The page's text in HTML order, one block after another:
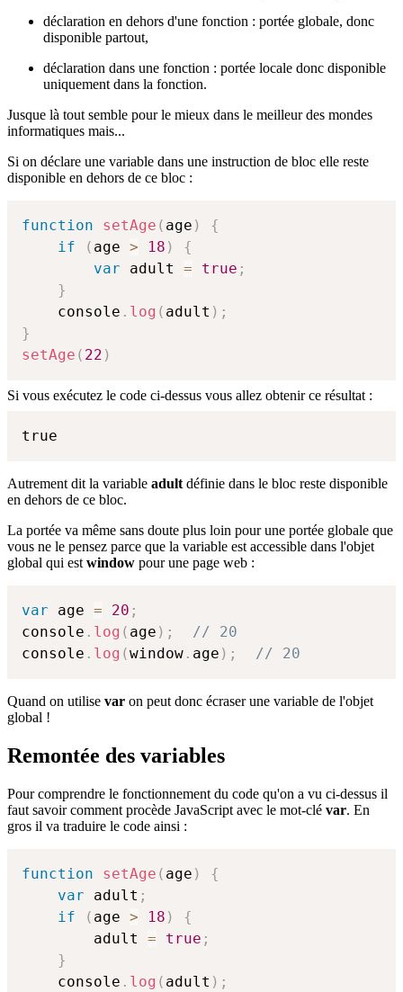
déclaration en dehors d'une fonction : portée globale, donc
disponible partout,
déclaration dans une fonction : portée locale donc disponible
uniquement dans la fonction.
Jusque là tout semble pour le mieux dans le meilleur des mondes
informatiques mais...
Si on déclare une variable dans une instruction de bloc elle reste
disponible en dehors de ce bloc :
function setAge ( age )
{
if
( age > 18 )
{
var adult = true ;
}
    console
. log ( adult ) ;
}
setAge ( 22 )
Si vous exécutez le code ci-dessus vous allez obtenir ce résultat :
true
Autrement dit la variable adult définie dans le bloc reste disponible
en dehors de ce bloc.
La portée va même sans doute plus loin pour une portée globale que
vous ne le pensez parce que la variable est accessible dans l'objet
global qui est window pour une page web :
var age = 20 ;
console . log ( age ) ;
// 20
console . log (window . age ) ; // 20
Quand on utilise var on peut donc écraser une variable de l'objet
global !
Remontée des variables
Pour comprendre le fonctionnement du code qu'on a vu ci-dessus il
faut savoir comment procède JavaScript avec le mot-clé var. En
gros il va traduire le code ainsi :
function setAge ( age )
{
var adult ;
if
( age > 18 )
{
        adult
= true ;
}
    console
. log ( adult ) ;